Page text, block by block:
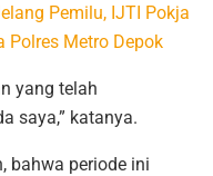
Pemilu, IJTI Pokja
Polres Metro Depok
yang telah
saya,” katanya.
bahwa periode ini